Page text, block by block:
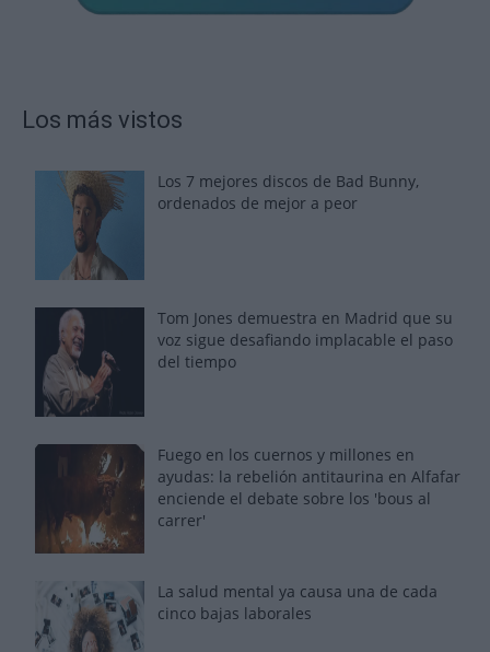
Los más vistos
Los 7 mejores discos de Bad Bunny,
ordenados de mejor a peor
Tom Jones demuestra en Madrid que su
voz sigue desafiando implacable el paso
del tiempo
Fuego en los cuernos y millones en
ayudas: la rebelión antitaurina en Alfafar
enciende el debate sobre los 'bous al
carrer'
La salud mental ya causa una de cada
cinco bajas laborales